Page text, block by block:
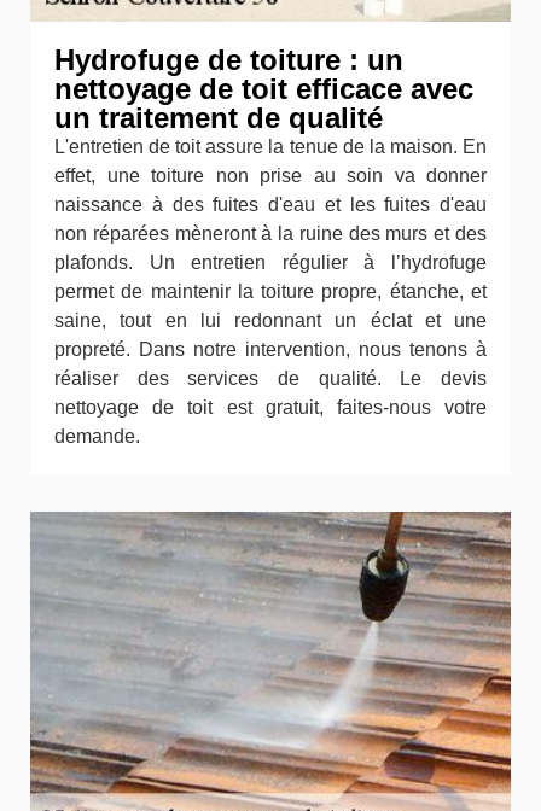
Hydrofuge de toiture : un
nettoyage de toit efficace avec
un traitement de qualité
L'entretien de toit assure la tenue de la maison. En
effet, une toiture non prise au soin va donner
naissance à des fuites d'eau et les fuites d'eau
non réparées mèneront à la ruine des murs et des
plafonds. Un entretien régulier à l’hydrofuge
permet de maintenir la toiture propre, étanche, et
saine, tout en lui redonnant un éclat et une
propreté. Dans notre intervention, nous tenons à
réaliser des services de qualité. Le devis
nettoyage de toit est gratuit, faites-nous votre
demande.